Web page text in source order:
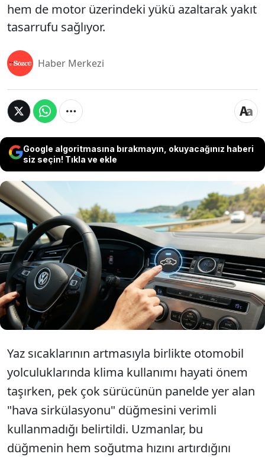
hem de motor üzerindeki yükü azaltarak yakıt
tasarrufu sağlıyor.
Haber Merkezi
Google algoritmasına bırakmayın, okuyacağınız haberi
siz seçin! Tıkla ve ekle
Yaz aylarında artan hava sıcaklıklarıyla birlikte
otomobillerde klima kullanımı yoğunlaşırken,
araç içi hava sirkülasyonu düğmesinin doğru
kullanımı hem soğutma süresini kısaltıyor hem
de motor üzerindeki yükü azaltarak yakıt
tasarrufu sağlıyor.
Yaz sıcaklarının artmasıyla birlikte otomobil
yolculuklarında klima kullanımı hayati önem
taşırken, pek çok sürücünün panelde yer alan
"hava sirkülasyonu" düğmesini verimli
kullanmadığı belirtildi. Uzmanlar, bu
düğmenin hem soğutma hızını artırdığını